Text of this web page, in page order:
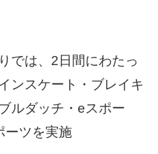
では、2日間にわたっ
ンスケート・ブレイキ
ルダッチ・eスポー
ーツを実施